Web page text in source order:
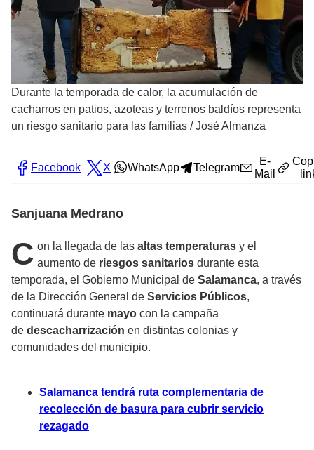
Durante la temporada de calor, la acumulación de
cacharros en patios, azoteas y terrenos baldíos representa
un riesgo sanitario para las familias /José Almanza
Facebook X WhatsApp Telegram
E-
Mail
Sanjuana Medrano
C on la llegada de las altas temperaturas y el
aumento de riesgos sanitarios durante esta
temporada, el Gobierno Municipal de Salamanca, a través
de la Dirección General de Servicios Públicos,
continuará durante mayo con la campaña
de descacharrización en distintas colonias y
comunidades del municipio.
Salamanca tendrá ruta complementaria de
recolección de basura para cubrir servicio
rezagado